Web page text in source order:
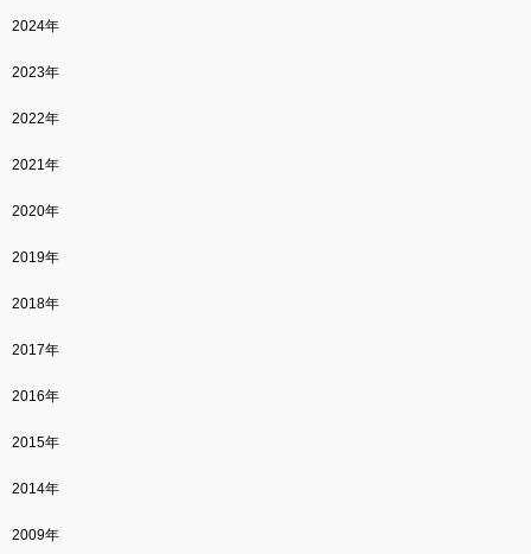
2024年
2023年
2022年
2021年
2020年
2019年
2018年
2017年
2016年
2015年
2014年
2009年